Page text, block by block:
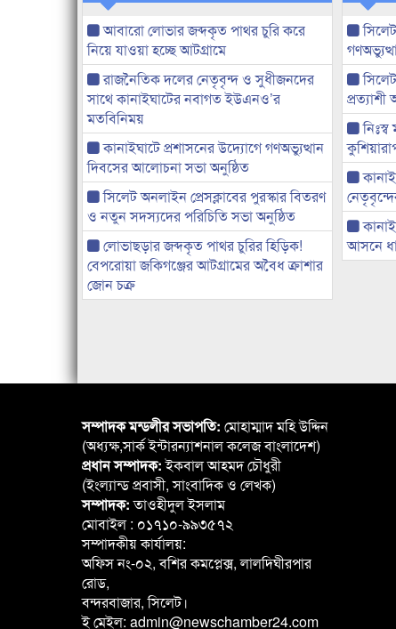
আবারো লোভার জব্দকৃত পাথর চুরি করে
নিয়ে যাওয়া হচ্ছে আটগ্রামে
রাজনৈতিক দলের নেতৃবৃন্দ ও সুধীজনদের
সাথে কানাইঘাটের নবাগত ইউএনও’র
মতবিনিময়
কানাইঘাটে প্রশাসনের উদ্যোগে গণঅভ্যুত্থান
দিবসের আলোচনা সভা অনুষ্ঠিত
সিলেট অনলাইন প্রেসক্লাবের পুরস্কার বিতরণ
ও নতুন সদস্যদের পরিচিতি সভা অনুষ্ঠিত
লোভাছড়ার জব্দকৃত পাথর চুরির হিড়িক!
বেপরোয়া জকিগঞ্জের আটগ্রামের অবৈধ ক্রাশার
জোন চক্র
আসনে
সম্পাদক মন্ডলীর সভাপতি: মোহাম্মাদ মহি উদ্দিন
(অধ্যক্ষ,সার্ক ইন্টারন্যাশনাল কলেজ বাংলাদেশ)
প্রধান সম্পাদক:ইকবাল আহমদ চৌধুরী
(ইংল্যান্ড প্রবাসী, সাংবাদিক ও লেখক)
সম্পাদক:তাওহীদুল ইসলাম
মোবাইল : ০১৭১০-৯৯৩৫৭২
সম্পাদকীয় কার্যালয়:
অফিস নং-০২, বশির কমপ্লেক্স, লালদিঘীরপার
রোড,
বন্দরবাজার, সিলেট।
ই মেইল: admin@newschamber24.com